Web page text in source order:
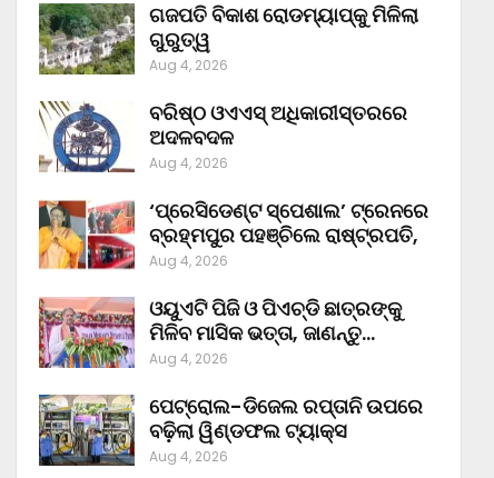
ଗଜପତି ବିକାଶ ରୋଡମ୍ୟାପ୍‌କୁ ମିଳିଲା
ଗୁରୁତ୍ୱ
Aug 4, 2026
ବରିଷ୍ଠ ଓଏଏସ୍‌ ଅଧିକାରୀସ୍ତରରେ
ଅଦଳବଦଳ
Aug 4, 2026
‘ପ୍ରେସିଡେଣ୍ଟ ସ୍ପେଶାଲ’ ଟ୍ରେନରେ
ବ୍ରହ୍ମପୁର ପହଞ୍ଚିଲେ ରାଷ୍ଟ୍ରପତି,
Aug 4, 2026
ଓୟୁଏଟି ପିଜି ଓ ପିଏଚ୍‌ଡି ଛାତ୍ରଙ୍କୁ
ମିଳିବ ମାସିକ ଭତ୍ତା, ଜାଣନ୍ତୁ…
Aug 4, 2026
ପେଟ୍ରୋଲ-ଡିଜେଲ ରପ୍ତାନି ଉପରେ
ବଢ଼ିଲା ୱିଣ୍ଡଫଲ ଟ୍ୟାକ୍ସ
Aug 4, 2026